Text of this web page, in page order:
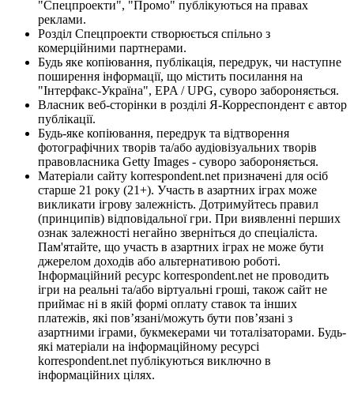
"Спецпроекти", "Промо" публікуються на правах
реклами.
Розділ Спецпроекти створюється спільно з
комерційними партнерами.
Будь яке копіювання, публікація, передрук, чи наступне
поширення інформації, що містить посилання на
"Інтерфакс-Україна", EPA / UPG, суворо забороняється.
Власник веб-сторінки в розділі Я-Корреспондент є автор
публікації.
Будь-яке копіювання, передрук та відтворення
фотографічних творів та/або аудіовізуальних творів
правовласника Getty Images - суворо забороняється.
Матеріали сайту korrespondent.net призначені для осіб
старше 21 року (21+). Участь в азартних іграх може
викликати ігрову залежність. Дотримуйтесь правил
(принципів) відповідальної гри. При виявленні перших
ознак залежності негайно зверніться до спеціаліста.
Пам'ятайте, що участь в азартних іграх не може бути
джерелом доходів або альтернативою роботі.
Інформаційний ресурс korrespondent.net не проводить
ігри на реальні та/або віртуальні гроші, також сайт не
приймає ні в якій формі оплату ставок та інших
платежів, які пов’язані/можуть бути пов’язані з
азартними іграми, букмекерами чи тоталізаторами. Будь-
які матеріали на інформаційному ресурсі
korrespondent.net публікуються виключно в
інформаційних цілях.